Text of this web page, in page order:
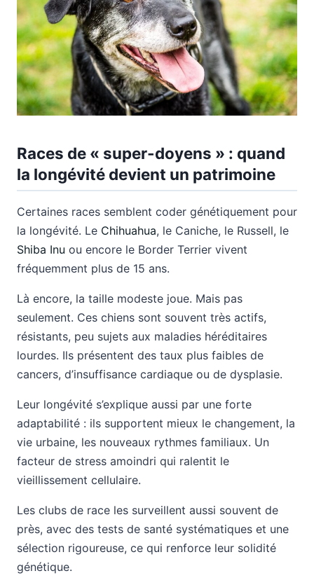
Races de « super-doyens » : quand
la longévité devient un patrimoine
Certaines races semblent coder génétiquement pour
la longévité. Le Chihuahua, le Caniche, le Russell, le
Shiba Inu ou encore le Border Terrier vivent
fréquemment plus de 15 ans.
Là encore, la taille modeste joue. Mais pas
seulement. Ces chiens sont souvent très actifs,
résistants, peu sujets aux maladies héréditaires
lourdes. Ils présentent des taux plus faibles de
cancers, d’insuffisance cardiaque ou de dysplasie.
Leur longévité s’explique aussi par une forte
adaptabilité : ils supportent mieux le changement, la
vie urbaine, les nouveaux rythmes familiaux. Un
facteur de stress amoindri qui ralentit le
vieillissement cellulaire.
Les clubs de race les surveillent aussi souvent de
près, avec des tests de santé systématiques et une
sélection rigoureuse, ce qui renforce leur solidité
génétique.